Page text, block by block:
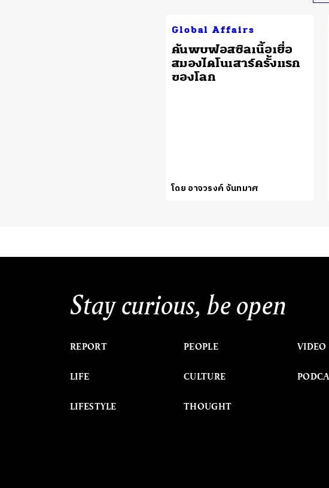
Global Affairs
ค้นพบฟอสซิลเนื้อเยื่อ
สมองไดโนเสาร์ครั้งแรก
ของโลก
โดย อาจวรงค์ จันทมาศ
Stay curious, be open
REPORT
LIFE
LIFESTYLE
PEOPLE
CULTURE
THOUGHT
VIDEO